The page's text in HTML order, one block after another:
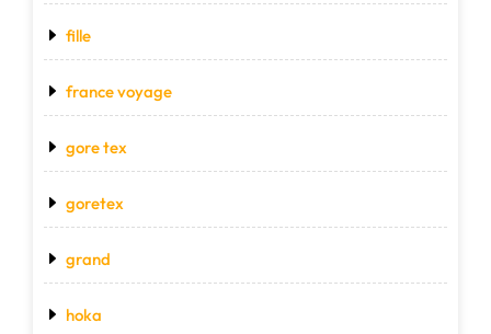
fille
france voyage
gore tex
goretex
grand
hoka